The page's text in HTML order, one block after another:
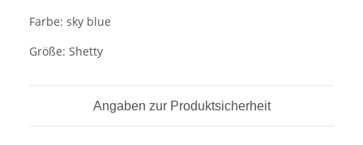
Farbe: sky blue
Größe: Shetty
Angaben zur Produktsicherheit